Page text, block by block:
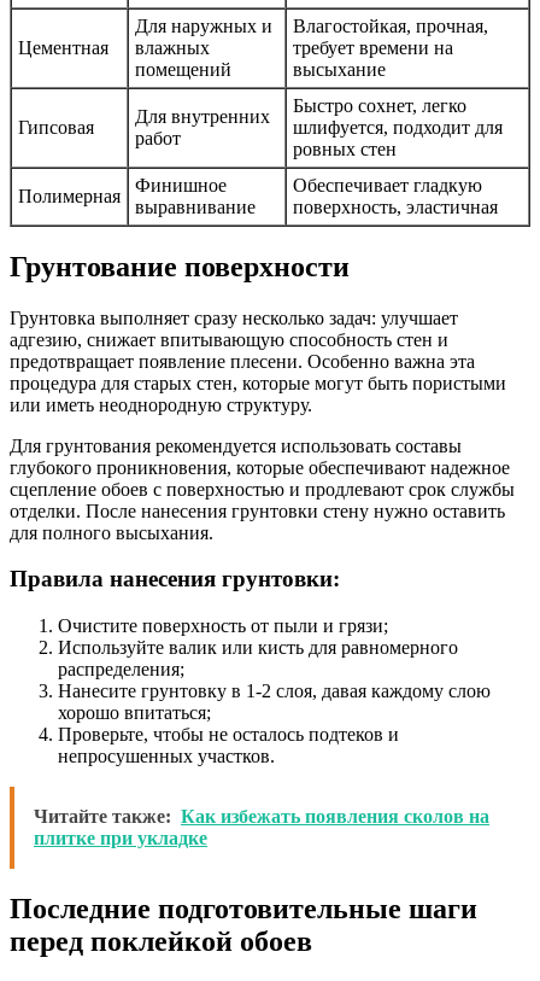
Цементная
Для наружных и
влажных
помещений
Влагостойкая, прочная,
требует времени на
высыхание
Гипсовая
Для внутренних
работ
Быстро сохнет, легко
шлифуется, подходит для
ровных стен
Полимерная
Финишное
выравнивание
Обеспечивает гладкую
поверхность, эластичная
Грунтование поверхности
Грунтовка выполняет сразу несколько задач: улучшает
адгезию, снижает впитывающую способность стен и
предотвращает появление плесени. Особенно важна эта
процедура для старых стен, которые могут быть пористыми
или иметь неоднородную структуру.
Для грунтования рекомендуется использовать составы
глубокого проникновения, которые обеспечивают надежное
сцепление обоев с поверхностью и продлевают срок службы
отделки. После нанесения грунтовки стену нужно оставить
для полного высыхания.
Правила нанесения грунтовки:
Очистите поверхность от пыли и грязи;
Используйте валик или кисть для равномерного
распределения;
Нанесите грунтовку в 1-2 слоя, давая каждому слою
хорошо впитаться;
Проверьте, чтобы не осталось подтеков и
непросушенных участков.
Читайте также: Как избежать появления сколов на
плитке при укладке
Последние подготовительные шаги
перед поклейкой обоев